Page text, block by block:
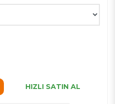
HIZLI SATIN AL